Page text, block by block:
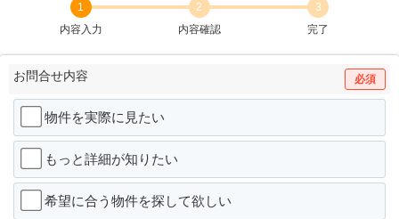
1
内容入力
2
内容確認
3
完了
お問合せ内容 必須
物件を実際に見たい
もっと詳細が知りたい
希望に合う物件を探して欲しい